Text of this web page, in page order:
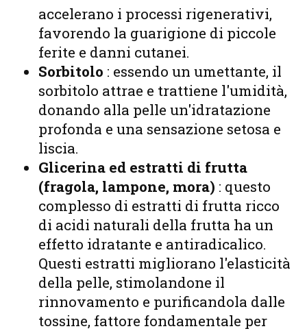
accelerano i processi rigenerativi,
favorendo la guarigione di piccole
ferite e danni cutanei.
Sorbitolo : essendo un umettante, il
sorbitolo attrae e trattiene l'umidità,
donando alla pelle un'idratazione
profonda e una sensazione setosa e
liscia.
Glicerina ed estratti di frutta
(fragola, lampone, mora) : questo
complesso di estratti di frutta ricco
di acidi naturali della frutta ha un
effetto idratante e antiradicalico.
Questi estratti migliorano l'elasticità
della pelle, stimolandone il
rinnovamento e purificandola dalle
tossine, fattore fondamentale per